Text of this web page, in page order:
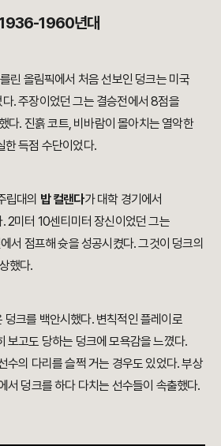
1936-1960년대
린 올림픽에서 처음 선보인 덩크는 미국
. 주장이었던 그는 결승전에서 8점을
다. 진흙 코트, 비바람이 몰아치는 열악한
한 득점 수단이었다.
대의 밥 컬랜다가 대학 경기에서
2미터 10센티미터 장신이었던 그는
서 점프해 슛을 성공시켰다. 그것이 덩크의
했다.
크를 백안시했다. 변칙적인 플레이로
보고도 당하는 덩크에 모욕감을 느꼈다.
수의 다리를 슬쩍 거는 경우도 있었다. 부상
서 덩크를 하다 다치는 선수들이 속출했다.